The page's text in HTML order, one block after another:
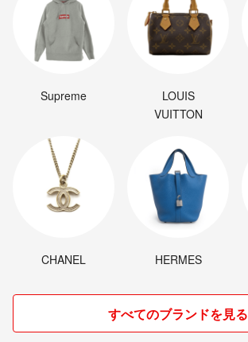
Supreme
LOUIS
VUITTON
CHANEL HERMES
すべてのブランドを見る